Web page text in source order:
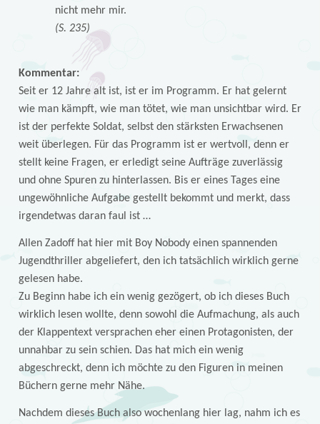
nicht mehr mir.
(S. 235)
Kommentar:
Seit er 12 Jahre alt ist, ist er im Programm. Er hat gelernt
wie man kämpft, wie man tötet, wie man unsichtbar wird. Er
ist der perfekte Soldat, selbst den stärksten Erwachsenen
weit überlegen. Für das Programm ist er wertvoll, denn er
stellt keine Fragen, er erledigt seine Aufträge zuverlässig
und ohne Spuren zu hinterlassen. Bis er eines Tages eine
ungewöhnliche Aufgabe gestellt bekommt und merkt, dass
irgendetwas daran faul ist …
Allen Zadoff hat hier mit Boy Nobody einen spannenden
Jugendthriller abgeliefert, den ich tatsächlich wirklich gerne
gelesen habe.
Zu Beginn habe ich ein wenig gezögert, ob ich dieses Buch
wirklich lesen wollte, denn sowohl die Aufmachung, als auch
der Klappentext versprachen eher einen Protagonisten, der
unnahbar zu sein schien. Das hat mich ein wenig
abgeschreckt, denn ich möchte zu den Figuren in meinen
Büchern gerne mehr Nähe.
Nachdem dieses Buch also wochenlang hier lag, nahm ich es